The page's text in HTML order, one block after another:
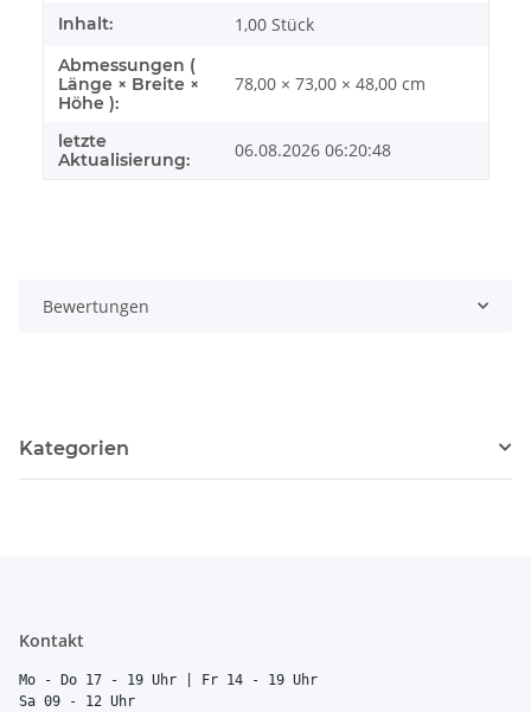
Inhalt: 1,00 Stück
Abmessungen (
Länge × Breite ×
Höhe ):
78,00 × 73,00 × 48,00 cm
letzte
Aktualisierung:
06.08.2026 06:20:48
Bewertungen
Kategorien
Kontakt
Mo - Do 17 - 19 Uhr | Fr 14 - 19 Uhr
Sa 09 - 12 Uhr